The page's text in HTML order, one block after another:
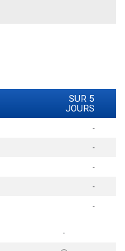
SUR 5
JOURS
-
-
-
-
-
-